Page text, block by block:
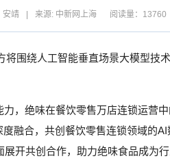
安靖 来源: 中新网上海 阅读量：13760
围绕人工智能垂直场景大模型技
，绝味在餐饮零售万店连锁运营
融合，共创餐饮零售连锁领域的
开共创合作，助力绝味食品成为